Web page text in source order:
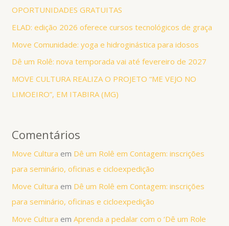
OPORTUNIDADES GRATUITAS
ELAD: edição 2026 oferece cursos tecnológicos de graça
Move Comunidade: yoga e hidroginástica para idosos
Dê um Rolê: nova temporada vai até fevereiro de 2027
MOVE CULTURA REALIZA O PROJETO “ME VEJO NO
LIMOEIRO”, EM ITABIRA (MG)
Comentários
Move Cultura em Dê um Rolê em Contagem: inscrições
para seminário, oficinas e cicloexpedição
Move Cultura em Dê um Rolê em Contagem: inscrições
para seminário, oficinas e cicloexpedição
Move Cultura emAprenda a pedalar com o ‘Dê um Role